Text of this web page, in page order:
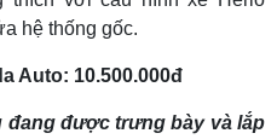
hệ thống gốc.
Auto: 10.500.000đ
đang được trưng bày và lắp